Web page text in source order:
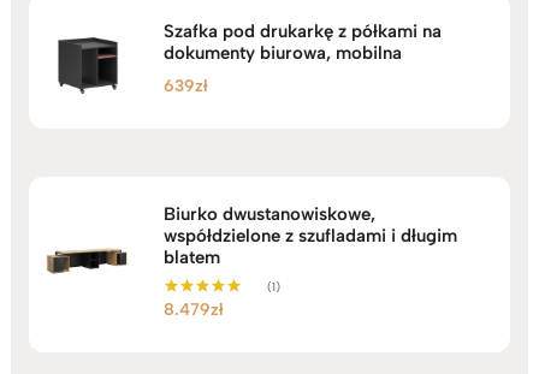
Szafka pod drukarkę z półkami na
dokumenty biurowa, mobilna
639zł
Biurko dwustanowiskowe,
współdzielone z szufladami i długim
blatem
Oceniono
(1)
8.479zł